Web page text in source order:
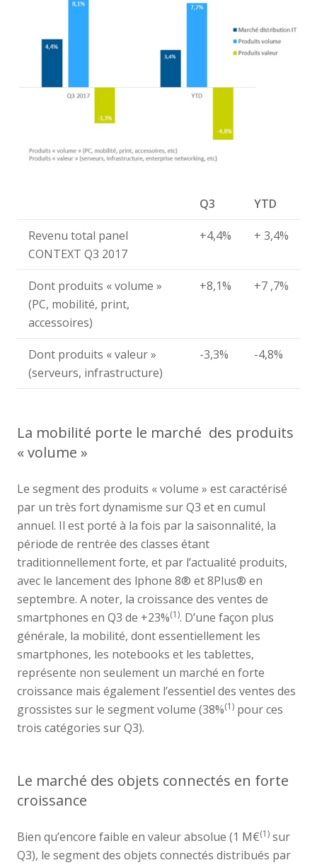
Q3 YTD
Revenu total panel
CONTEXT Q3 2017
+4,4% + 3,4%
Dont produits « volume »
(PC, mobilité, print,
accessoires)
+8,1% +7 ,7%
Dont produits « valeur »
(serveurs, infrastructure)
-3,3% -4,8%
La mobilité porte le marché des produits
« volume »
Le segment des produits « volume » est caractérisé
par un très fort dynamisme sur Q3 et en cumul
annuel. Il est porté à la fois par la saisonnalité, la
période de rentrée des classes étant
traditionnellement forte, et par l’actualité produits,
avec le lancement des lphone 8® et 8Plus® en
septembre. A noter, la croissance des ventes de
smartphones en Q3 de +23%(1). D’une façon plus
générale, la mobilité, dont essentiellement les
smartphones, les notebooks et les tablettes,
représente non seulement un marché en forte
croissance mais également l’essentiel des ventes des
grossistes sur le segment volume (38%(1) pour ces
trois catégories sur Q3).
Le marché des objets connectés en forte
croissance
Bien qu’encore faible en valeur absolue (1 M€(1) sur
Q3), le segment des objets connectés distribués par